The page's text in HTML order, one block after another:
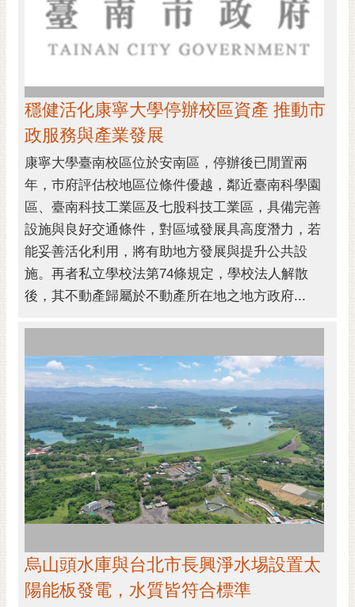
穩健活化康寧大學停辦校區資產 推動市
政服務與產業發展
康寧大學臺南校區位於安南區，停辦後已閒置兩
年，巿府評估校地區位條件優越，鄰近臺南科學園
區、臺南科技工業區及七股科技工業區，具備完善
設施與良好交通條件，對區域發展具高度潛力，若
能妥善活化利用，將有助地方發展與提升公共設
施。再者私立學校法第74條規定，學校法人解散
後，其不動產歸屬於不動產所在地之地方政府...
烏山頭水庫與台北市長興淨水埸設置太
陽能板發電，水質皆符合標準